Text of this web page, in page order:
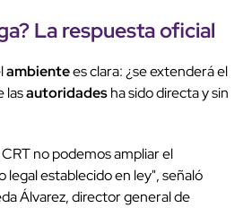
? Larespuesta oficial
ambientees clara: ¿se extenderá el
lasautoridadesha sido directa y sin
no podemos ampliar el
legal establecido en ley", señaló
Álvarez, director general de